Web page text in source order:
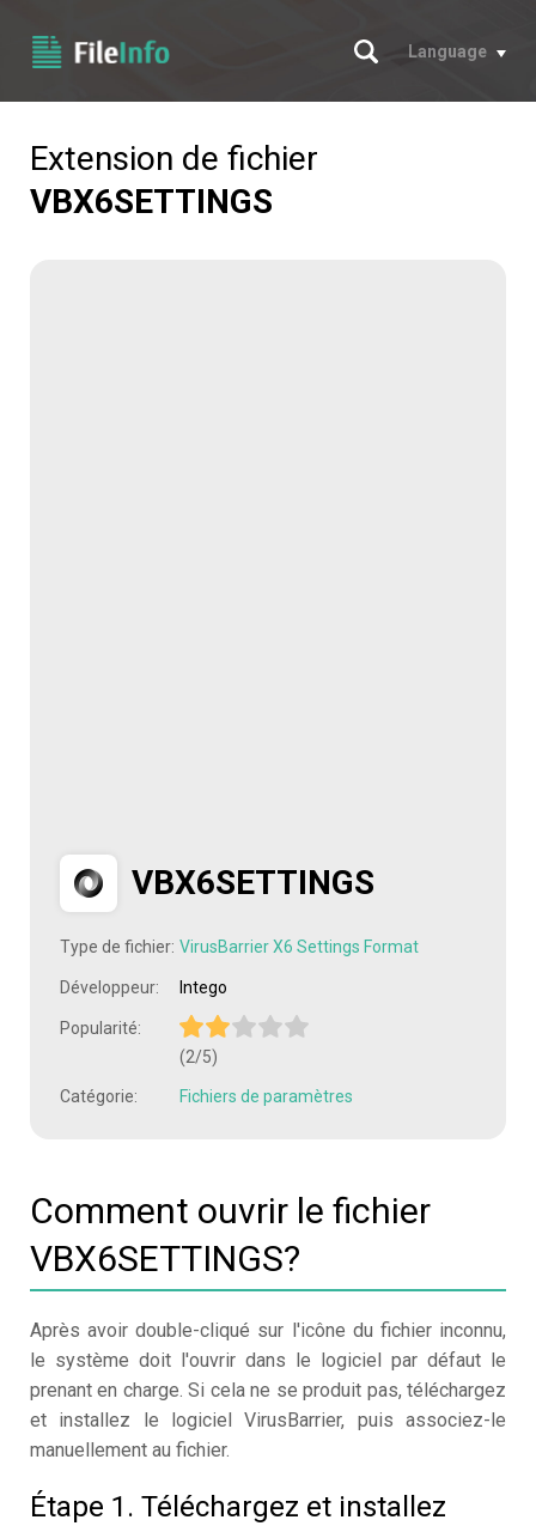
Chercher
Language
Extension de fichier
VBX6SETTINGS
VBX6SETTINGS
Type de fichier: VirusBarrier X6 Settings Format
Développeur: Intego
Popularité:
(2/5)
Catégorie: Fichiers de paramètres
Comment ouvrir le fichier
VBX6SETTINGS?
Après avoir double-cliqué sur l'icône du fichier inconnu,
le système doit l'ouvrir dans le logiciel par défaut le
prenant en charge. Si cela ne se produit pas, téléchargez
et installez le logiciel VirusBarrier, puis associez-le
manuellement au fichier.
Étape 1. Téléchargez et installez